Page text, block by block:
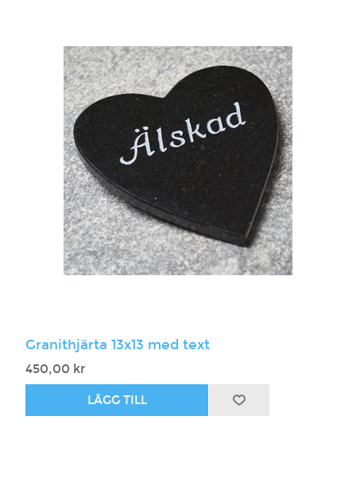
Granithjärta 13x13 med text
450,00 kr